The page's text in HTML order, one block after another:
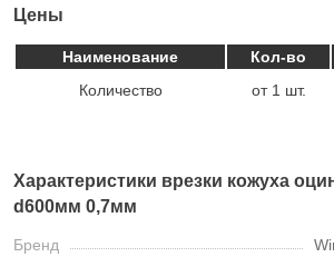
Цены
Наименование Кол-во
Количество
от 1 шт.
Характеристики врезки кожуха
d600мм 0,7мм
Бренд